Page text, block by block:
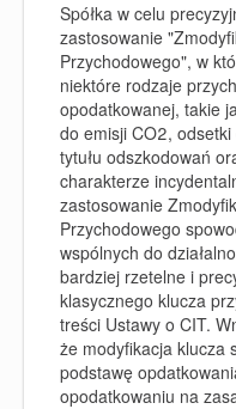
Spółka w celu
zastosowanie
Przychodowego", w
niektóre rodzaje
opodatkowanej, takie
do emisji CO2,
tytułu odszkodowań
charakterze
zastosowanie
Przychodowego
wspólnych do
bardziej rzetelne i
klasycznego klucza
treści Ustawy o CIT.
że modyfikacja klucza
podstawę
opodatkowaniu na